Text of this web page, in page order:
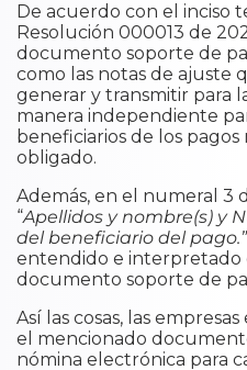
De acuerdo con el inciso
Resolución 000013 de
documento soporte de
como las notas de ajuste
generar y transmitir para
manera independiente
beneficiarios de los
obligado.
Además, en el numeral 3
“Apellidos y nombre(s) y
del beneficiario del pago.”
entendido e interpretado
documento soporte de
Así las cosas, las
el mencionado
nómina electrónica para